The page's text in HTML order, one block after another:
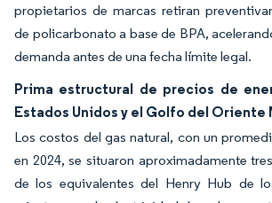
propietarios de marcas retiran
de policarbonato a base de BPA,
demanda antes de una fecha límite legal.
Prima estructural de precios de
Estados Unidos y el Golfo del Oriente
Los costos del gas natural, con un
en 2024, se situaron aproximadamente
de los equivalentes del Henry Hub de